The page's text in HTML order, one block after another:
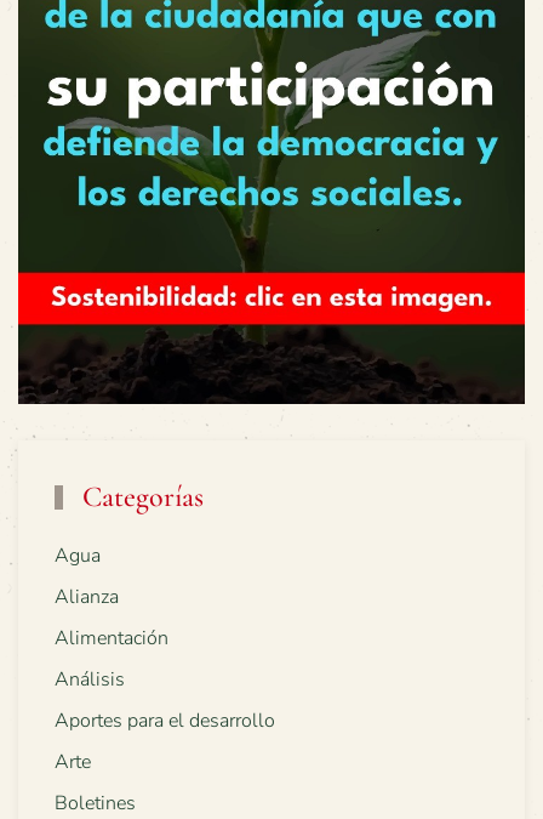
Categorías
Agua
Alianza
Alimentación
Análisis
Aportes para el desarrollo
Arte
Boletines